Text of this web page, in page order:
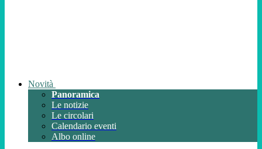
Novità
Panoramica
Le notizie
Le circolari
Calendario eventi
Albo online